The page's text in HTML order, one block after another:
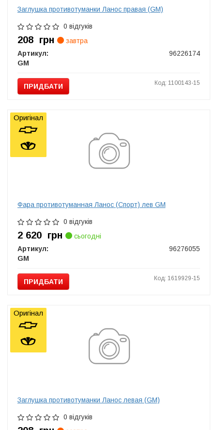
Заглушка противотуманки Ланос правая (GM)
0 відгуків
208 грн
завтра
Артикул:
96226174
GM
ПРИДБАТИ Код: 1100143-15
Фара противотуманная Ланос (Спорт) лев GM
0 відгуків
2 620 грн
сьогодні
Артикул:
96276055
GM
ПРИДБАТИ Код: 1619929-15
Оригінал
Заглушка противотуманки Ланос левая (GM)
0 відгуків
Оригінал